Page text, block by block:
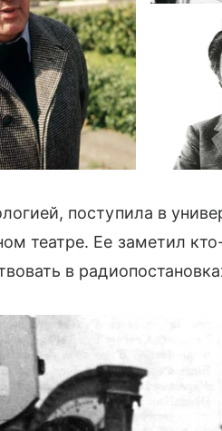
поступила в
театре. Ее заметил
в